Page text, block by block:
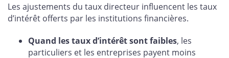
Les ajustements du taux directeur influencent les taux
d’intérêt offerts par les institutions financières.
Quand les taux d’intérêt sont faibles, les
particuliers et les entreprises payent moins